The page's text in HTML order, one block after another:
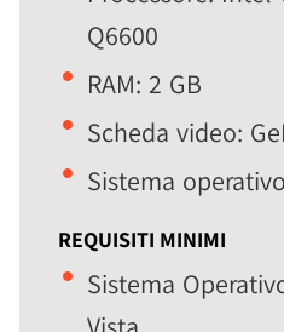
Q6600
RAM: 2 GB
Scheda video:
Sistema
REQUISITI MINIMI
Sistema